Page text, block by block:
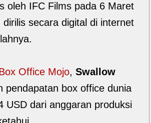
oleh IFC Films pada 6 Maret
dirilis secara digital di internet
Office Mojo, Swallow
pendapatan box office dunia
USD dari anggaran produksi